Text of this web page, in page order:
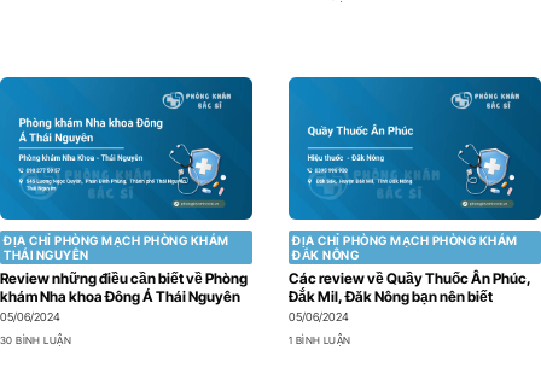
ĐỊA CHỈ PHÒNG MẠCH PHÒNG KHÁM
THÁI NGUYÊN
Review những điều cần biết về Phòng
khám Nha khoa Đông Á Thái Nguyên
05/06/2024
30 BÌNH LUẬN
ĐỊA CHỈ PHÒNG MẠCH PHÒNG KHÁM
ĐẮK NÔNG
Các review về Quầy Thuốc Ân Phúc,
Đắk Mil, Đăk Nông bạn nên biết
05/06/2024
1 BÌNH LUẬN